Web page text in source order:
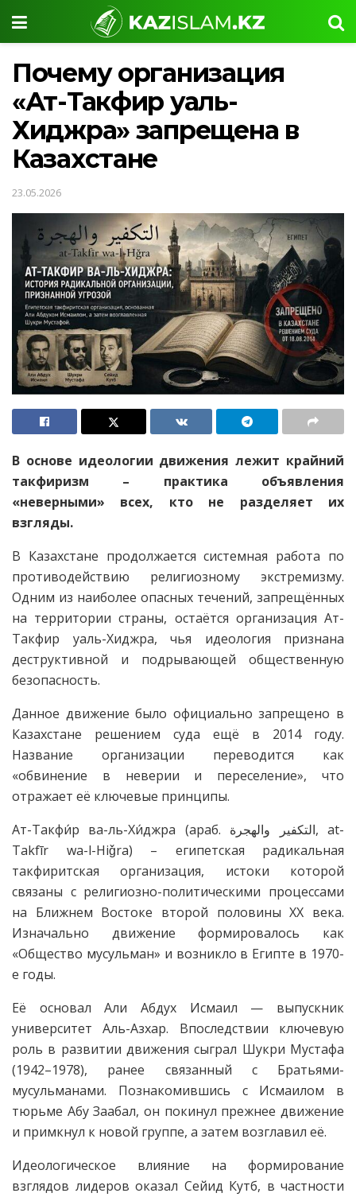
Почему организация
«Ат-Такфир уаль-
Хиджра» запрещена в
Казахстане
23.05.2026
В основе идеологии движения лежит крайний
такфиризм – практика объявления
«неверными» всех, кто не разделяет их
взгляды.
В Казахстане продолжается системная работа по
противодействию религиозному экстремизму.
Одним из наиболее опасных течений, запрещённых
на территории страны, остаётся организация Ат-
Такфир уаль-Хиджра, чья идеология признана
деструктивной и подрывающей общественную
безопасность.
Данное движение было официально запрещено в
Казахстане решением суда ещё в 2014 году.
Название организации переводится как
«обвинение в неверии и переселение», что
отражает её ключевые принципы.
Ат-Такфи́р ва-ль-Хи́джра (араб. التكفير والهجرة‎, at-
Takfīr wa-l-Hiǧra) – египетская радикальная
такфиритская организация, истоки которой
связаны с религиозно-политическими процессами
на Ближнем Востоке второй половины XX века.
Изначально движение формировалось как
«Общество мусульман» и возникло в Египте в 1970-
е годы.
Её основал Али Абдух Исмаил — выпускник
университет Аль-Азхар. Впоследствии ключевую
роль в развитии движения сыграл Шукри Мустафа
(1942–1978), ранее связанный с Братьями-
мусульманами. Познакомившись с Исмаилом в
тюрьме Абу Заабал, он покинул прежнее движение
и примкнул к новой группе, а затем возглавил её.
Идеологическое влияние на формирование
взглядов лидеров оказал Сейид Кутб, в частности